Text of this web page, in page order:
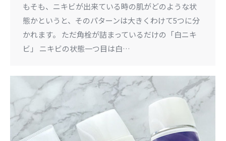
もそも、ニキビが出来ている時の肌がどのような状
態かというと、そのパターンは大きくわけて5つに分
かれます。 ただ角栓が詰まっているだけの「白ニキ
ビ」 ニキビの状態一つ目は白…